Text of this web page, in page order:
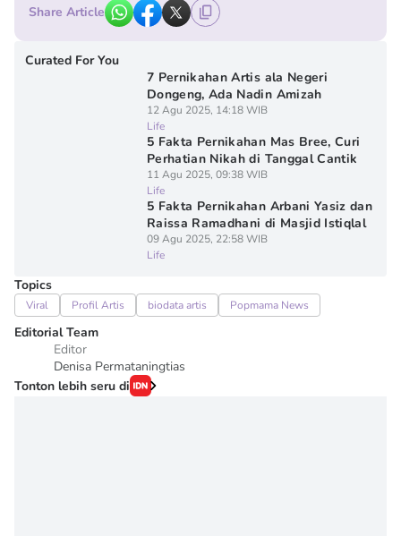
Share Article
Curated For You
7 Pernikahan Artis ala Negeri
Dongeng, Ada Nadin Amizah
12 Agu 2025, 14:18 WIB
Life
5 Fakta Pernikahan Mas Bree, Curi
Perhatian Nikah di Tanggal Cantik
11 Agu 2025, 09:38 WIB
Life
5 Fakta Pernikahan Arbani Yasiz dan
Raissa Ramadhani di Masjid Istiqlal
09 Agu 2025, 22:58 WIB
Life
Topics
Viral Profil Artis biodata artis Popmama News
Editorial Team
Editor
Denisa Permataningtias
Tonton lebih seru di